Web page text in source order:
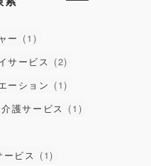
ー (1)
サービス (2)
ーション (1)
介護サービス (1)
ビス (1)